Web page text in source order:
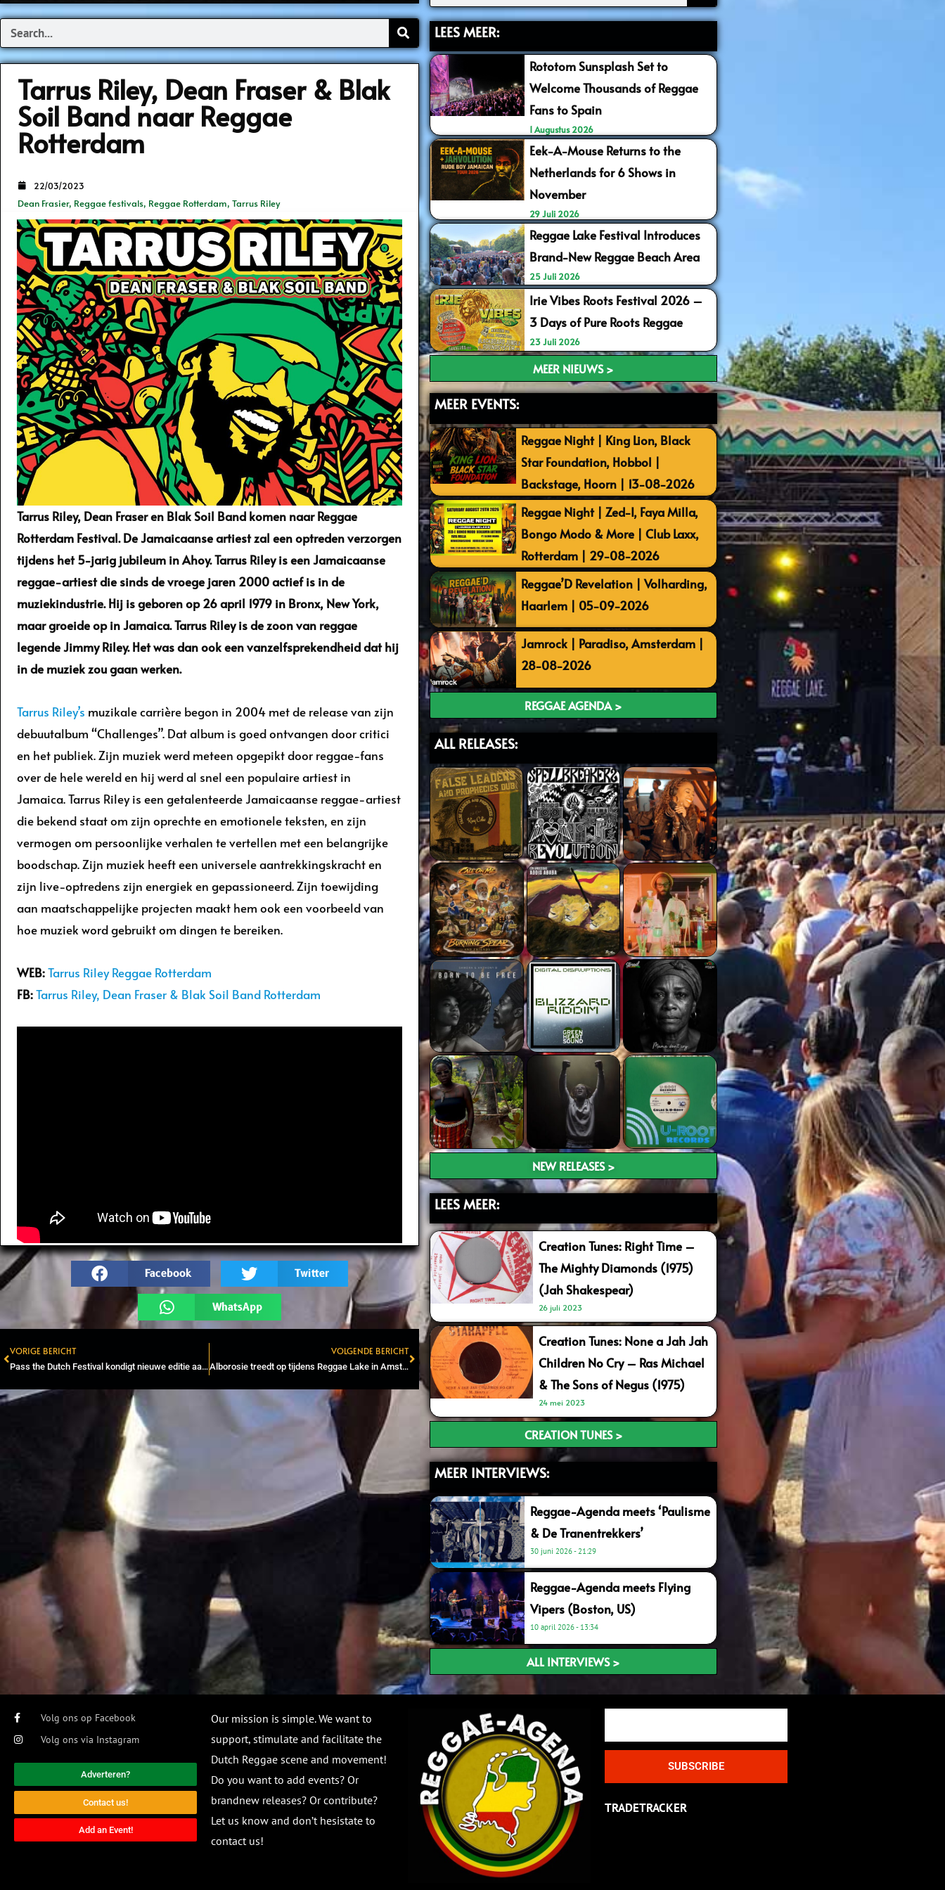
Search
Tarrus Riley, Dean Fraser & Blak
Soil Band naar Reggae
Rotterdam
Dean Frasier, Reggae festivals, Reggae Rotterdam, Tarrus Riley
22/03/2023
Tarrus Riley, Dean Fraser en Blak Soil Band komen naar Reggae
Rotterdam Festival. De Jamaicaanse artiest zal een optreden verzorgen
tijdens het 5-jarig jubileum in Ahoy. Tarrus Riley is een Jamaicaanse
reggae-artiest die sinds de vroege jaren 2000 actief is in de
muziekindustrie. Hij is geboren op 26 april 1979 in Bronx, New York,
maar groeide op in Jamaica. Tarrus Riley is de zoon van reggae
legende Jimmy Riley. Het was dan ook eenvanzelfsprekendheid dat hij
in de muziek zou gaan werken.
Tarrus Riley’s muzikale carrière begon in 2004 met de release van zijn
debuutalbum “Challenges”. Dat album is goed ontvangen door critici
en het publiek. Zijn muziek werd meteen opgepikt door reggae-fans
over de hele wereld en hij werd al snel een populaire artiest in
Jamaica. Tarrus Riley is een getalenteerde Jamaicaanse reggae-artiest
die bekend staat om zijn oprechte en emotionele teksten, en zijn
vermogen om persoonlijke verhalen te vertellen met een belangrijke
boodschap. Zijn muziek heeft een universele aantrekkingskracht en
zijn live-optredens zijn energiek en gepassioneerd. Zijn toewijding
aan maatschappelijke projecten maakt hem ook een voorbeeld van
hoe muziek word gebruikt om dingen te bereiken.
WEB:Tarrus Riley Reggae Rotterdam
FB:Tarrus Riley, Dean Fraser & Blak Soil Band Rotterdam
Facebook Twitter
WhatsApp
Prev
VORIGE BERICHT
Pass the Dutch Festival kondigt nieuwe editie aan in Breda
VOLGENDE BERICHT
Alborosie treedt op tijdens Reggae Lake in AmsterdamNext
LEES MEER:
Rototom Sunsplash Set to
Welcome Thousands of Reggae
Fans to Spain
1 Augustus 2026
Eek-A-Mouse Returns to the
Netherlands for 6 Shows in
November
29 Juli 2026
Reggae Lake Festival Introduces
Brand-New Reggae Beach Area
25 Juli 2026
Irie Vibes Roots Festival 2026 –
3 Days of Pure Roots Reggae
23 Juli 2026
MEER NIEUWS >
MEER EVENTS:
Reggae Night | King Lion, Black
Star Foundation, Hobbol |
Backstage, Hoorn | 13-08-2026
Reggae Night | Zed-I, Faya Milla,
Bongo Modo & More | Club Laxx,
Rotterdam | 29-08-2026
Reggae’D Revelation | Volharding,
Haarlem | 05-09-2026
Jamrock | Paradiso, Amsterdam |
28-08-2026
REGGAE AGENDA >
ALL RELEASES:
NEW RELEASES >
LEES MEER:
Creation Tunes: Right Time –
The Mighty Diamonds (1975)
(Jah Shakespear)
26 juli 2023
Creation Tunes: None a Jah Jah
Children No Cry – Ras Michael
& The Sons of Negus (1975)
24 mei 2023
CREATION TUNES >
MEER INTERVIEWS:
Reggae-Agenda meets ‘Paulisme
& De Tranentrekkers’
30 juni 2026 21:29
Reggae-Agenda meets Flying
Vipers (Boston, US)
10 april 2026 13:34
ALL INTERVIEWS >
Volg ons op Facebook
Volg ons via Instagram
Adverteren?
Contact us!
Add an Event!
Our mission is simple. We want to
support, stimulate and facilitate the
Dutch Reggae scene and movement!
Do you want to add events? Or
brandnew releases? Or contribute?
Let us know and don’t hesistate to
contact us!
SUBSCRIBE
TRADETRACKER